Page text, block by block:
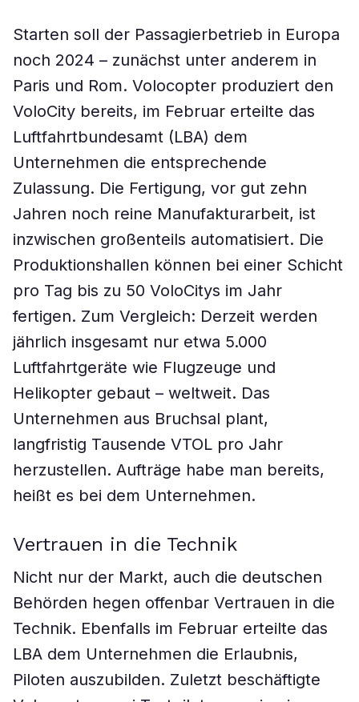
Starten soll der Passagierbetrieb in Europa
noch 2024 – zunächst unter anderem in
Paris und Rom. Volocopter produziert den
VoloCity bereits, im Februar erteilte das
Luftfahrtbundesamt (LBA) dem
Unternehmen die entsprechende
Zulassung. Die Fertigung, vor gut zehn
Jahren noch reine Manufakturarbeit, ist
inzwischen großenteils automatisiert. Die
Produktionshallen können bei einer Schicht
pro Tag bis zu 50 VoloCitys im Jahr
fertigen. Zum Vergleich: Derzeit werden
jährlich insgesamt nur etwa 5.000
Luftfahrtgeräte wie Flugzeuge und
Helikopter gebaut – weltweit. Das
Unternehmen aus Bruchsal plant,
langfristig Tausende VTOL pro Jahr
herzustellen. Aufträge habe man bereits,
heißt es bei dem Unternehmen.
Vertrauen in die Technik
Nicht nur der Markt, auch die deutschen
Behörden hegen offenbar Vertrauen in die
Technik. Ebenfalls im Februar erteilte das
LBA dem Unternehmen die Erlaubnis,
Piloten auszubilden. Zuletzt beschäftigte